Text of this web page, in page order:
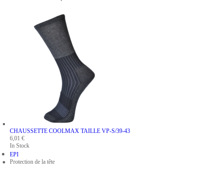
CHAUSSETTE COOLMAX TAILLE VP-S/39-43
6,01 €
In Stock
EPI
Protection de la tête